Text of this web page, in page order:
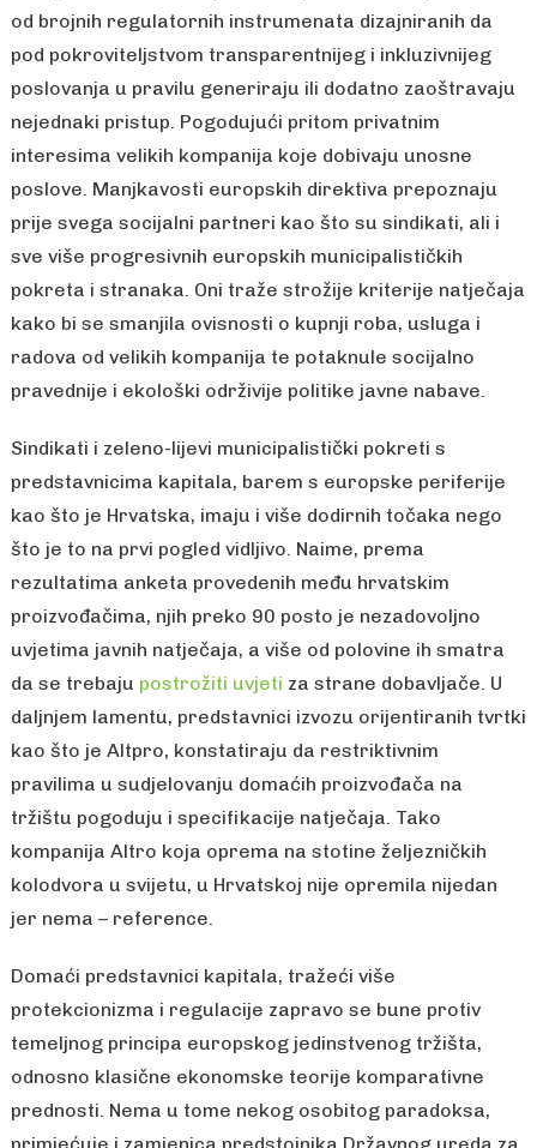
od brojnih regulatornih instrumenata dizajniranih da
pod pokroviteljstvom transparentnijeg i inkluzivnijeg
poslovanja u pravilu generiraju ili dodatno zaoštravaju
nejednaki pristup. Pogodujući pritom privatnim
interesima velikih kompanija koje dobivaju unosne
poslove. Manjkavosti europskih direktiva prepoznaju
prije svega socijalni partneri kao što su sindikati, ali i
sve više progresivnih europskih municipalističkih
pokreta i stranaka. Oni traže strožije kriterije natječaja
kako bi se smanjila ovisnosti o kupnji roba, usluga i
radova od velikih kompanija te potaknule socijalno
pravednije i ekološki održivije politike javne nabave.
Sindikati i zeleno-lijevi municipalistički pokreti s
predstavnicima kapitala, barem s europske periferije
kao što je Hrvatska, imaju i više dodirnih točaka nego
što je to na prvi pogled vidljivo. Naime, prema
rezultatima anketa provedenih među hrvatskim
proizvođačima, njih preko 90 posto je nezadovoljno
uvjetima javnih natječaja, a više od polovine ih smatra
da se trebaju postrožiti uvjeti za strane dobavljače. U
daljnjem lamentu, predstavnici izvozu orijentiranih tvrtki
kao što je Altpro, konstatiraju da restriktivnim
pravilima u sudjelovanju domaćih proizvođača na
tržištu pogoduju i specifikacije natječaja. Tako
kompanija Altro koja oprema na stotine željezničkih
kolodvora u svijetu, u Hrvatskoj nije opremila nijedan
jer nema – reference.
Domaći predstavnici kapitala, tražeći više
protekcionizma i regulacije zapravo se bune protiv
temeljnog principa europskog jedinstvenog tržišta,
odnosno klasične ekonomske teorije komparativne
prednosti. Nema u tome nekog osobitog paradoksa,